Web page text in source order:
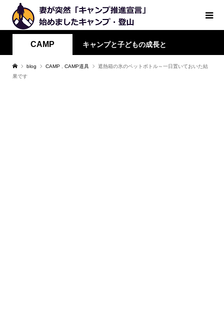
CAMP キャンプと子どもの成長と
blog CAMP CAMP道具
遮熱箱の氷のペットボトル～一日置いておいた結
果です